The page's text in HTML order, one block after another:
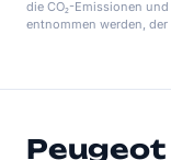
die CO₂-Emissionen
entnommen werden,